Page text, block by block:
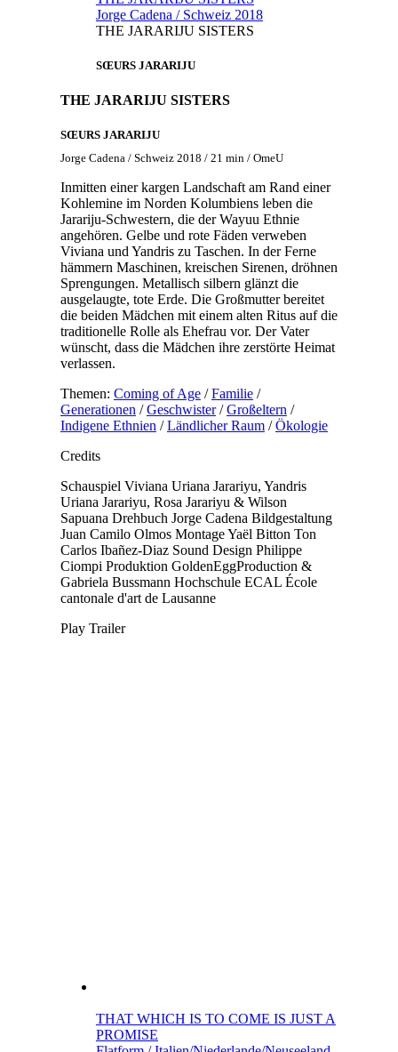
Jorge Cadena / Schweiz 2018
THE JARARIJU SISTERS
SŒURS JARARIJU
THE JARARIJU SISTERS
SŒURS JARARIJU
Jorge Cadena / Schweiz 2018 / 21 min / OmeU
Inmitten einer kargen Landschaft am Rand einer
Kohlemine im Norden Kolumbiens leben die
Jarariju-Schwestern, die der Wayuu Ethnie
angehören. Gelbe und rote Fäden verweben
Viviana und Yandris zu Taschen. In der Ferne
hämmern Maschinen, kreischen Sirenen, dröhnen
Sprengungen. Metallisch silbern glänzt die
ausgelaugte, tote Erde. Die Großmutter bereitet
die beiden Mädchen mit einem alten Ritus auf die
traditionelle Rolle als Ehefrau vor. Der Vater
wünscht, dass die Mädchen ihre zerstörte Heimat
verlassen.
Themen: Coming of Age/Familie/
Generationen /Geschwister/Großeltern /
Indigene Ethnien /Ländlicher Raum/Ökologie
Credits
Schauspiel Viviana Uriana Jarariyu, Yandris
Uriana Jarariyu, Rosa Jarariyu & Wilson
Sapuana Drehbuch Jorge Cadena Bildgestaltung
Juan Camilo Olmos MontageYaël Bitton Ton
Carlos Ibañez-Diaz Sound Design Philippe
Ciompi Produktion GoldenEggProduction &
Gabriela Bussmann Hochschule ECAL École
cantonale d'art de Lausanne
Play Trailer
THAT WHICH IS TO COME IS JUST A
PROMISE